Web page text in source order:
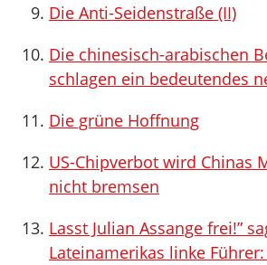
Die Anti-Seidenstraße (II)
Die chinesisch-arabischen
schlagen ein bedeutendes
Die grüne Hoffnung
US-Chipverbot wird Chinas
nicht bremsen
Lasst Julian Assange frei!”
Lateinamerikas linke Führer: